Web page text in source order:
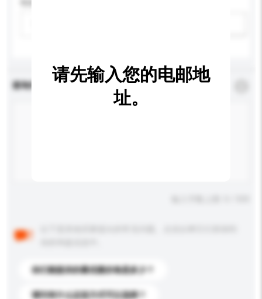
查询内容 * 必须填写
你们能提供的最优惠价格是多少？
请问有什么运送方式可以选择？
请先输入您的电邮地
址。